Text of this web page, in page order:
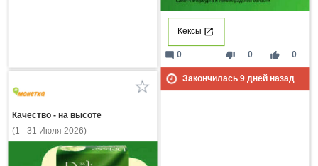
Кексы
thumb_down 0 thumb_up 0
mode_comment 0
Закончилась 9дней назад
Качество - на высоте
(1 - 31 Июля 2026)